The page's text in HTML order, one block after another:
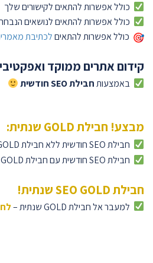
כולל אפשרות להתאים לקישורים שלך
כולל אפשרות להתאים לנושאים
כולל אפשרות להתאיםלכתיבת
קידום אתרים ממוקד
באמצעותחבילת SEO חודשית
מבצע! חבילת GOLD שנתית:
חבילת SEO חודשית ללא חבילת GOLD החל מ–
חבילת SEO חודשית עם חבילת GOLD החל מ–
חבילת SEO GOLD שנתית!
למעבר אל חבילת GOLD שנתית –